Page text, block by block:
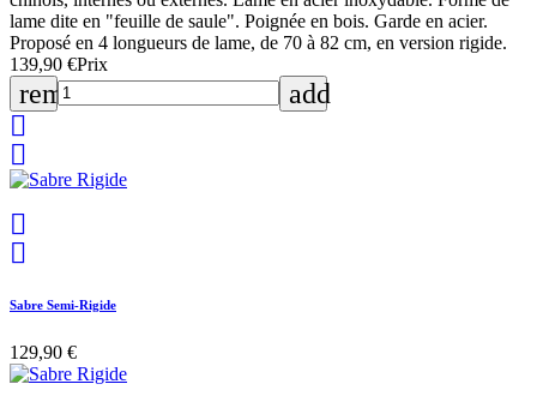
lame dite en "feuille de saule". Poignée en bois. Garde en acier.
Proposé en 4 longueurs de lame, de 70 à 82 cm, en version rigide.
139,90 €Prix
remove
add




Sabre Semi-Rigide
129,90 €